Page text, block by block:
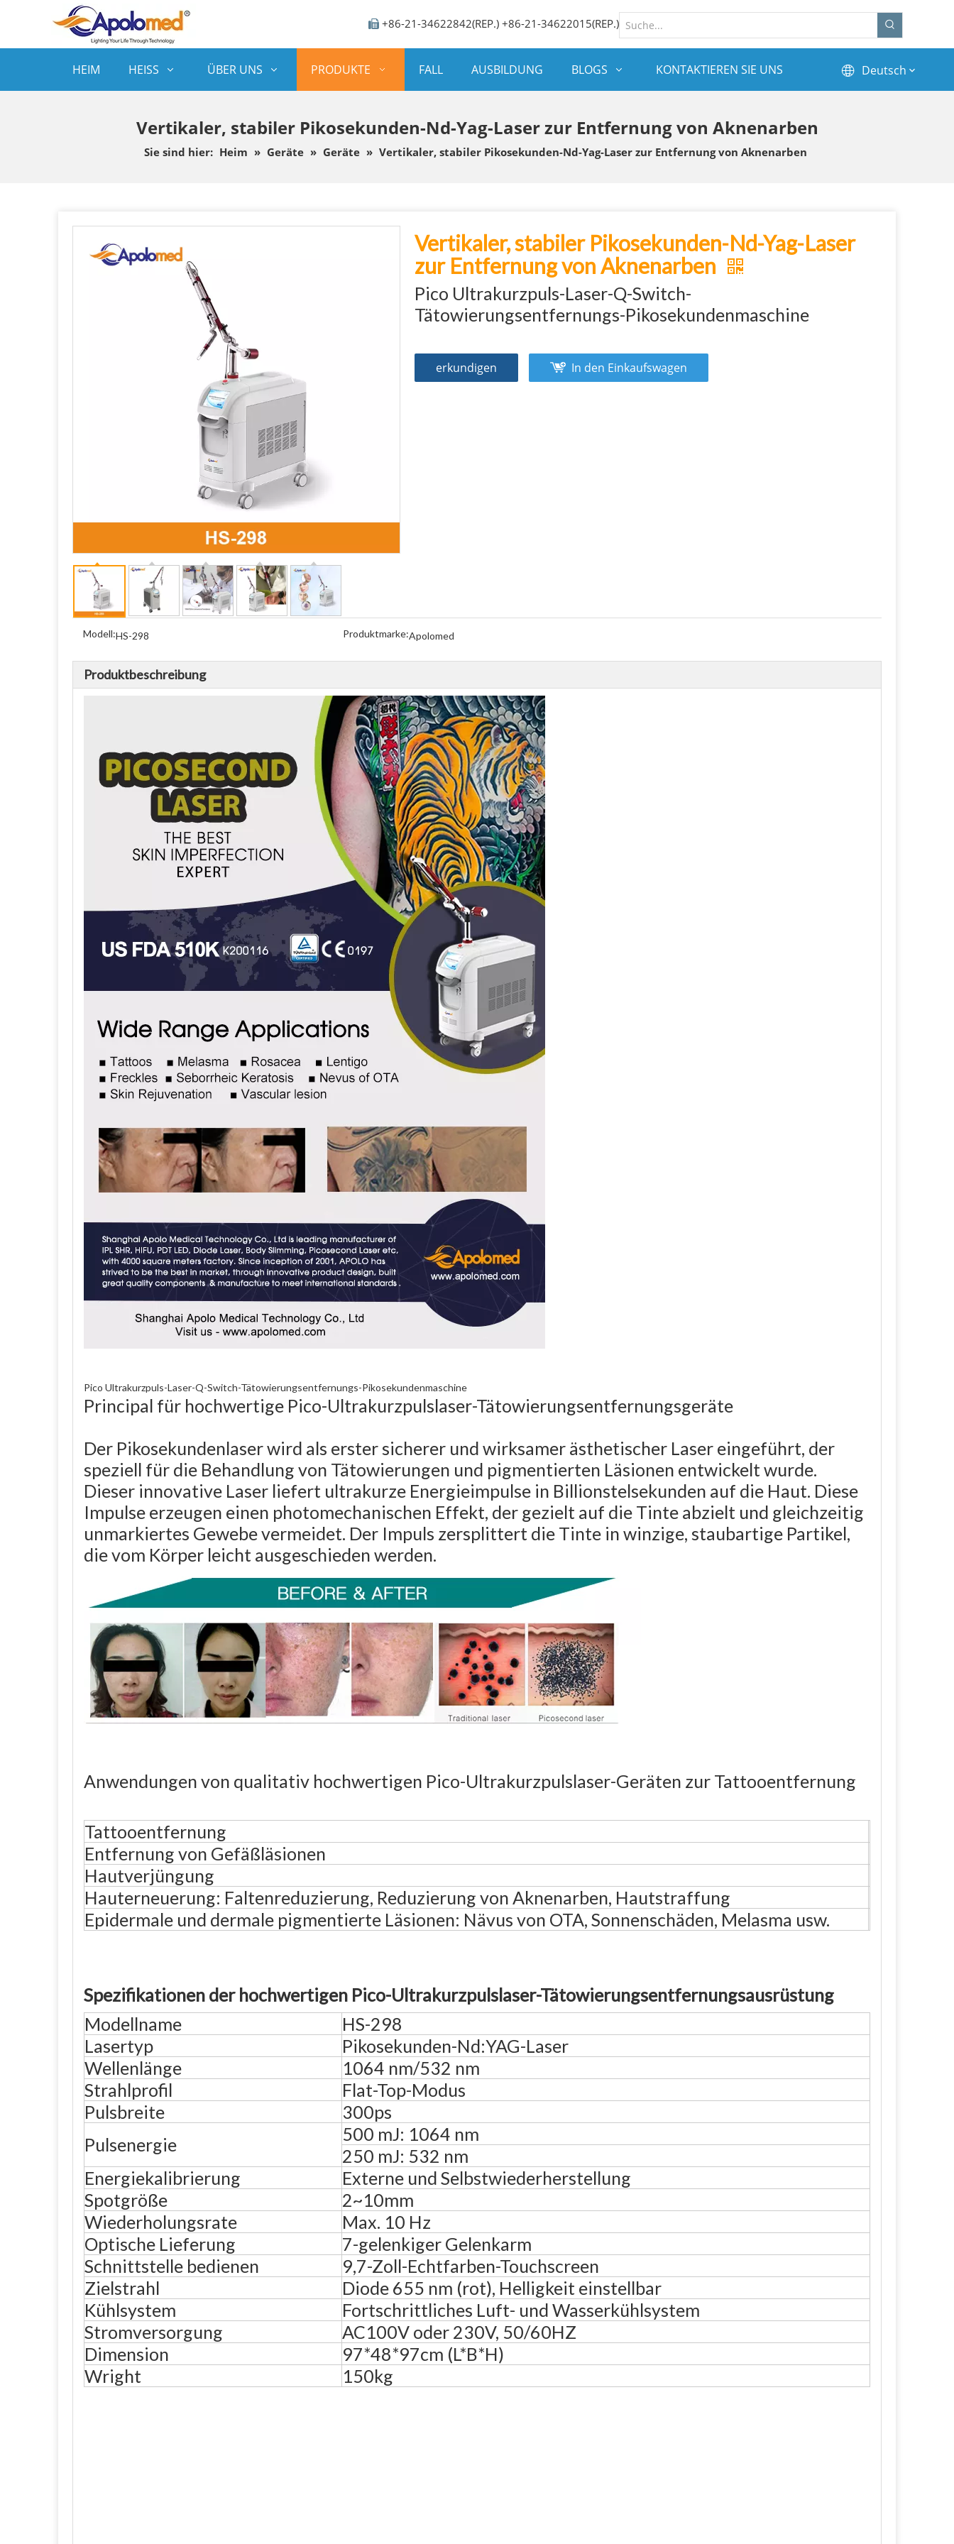
 +86-21-34622842(REP.) +86-21-34622015(REP.)
HEIM HEISS ÜBER UNS PRODUKTE FALL AUSBILDUNG BLOGS KONTAKTIEREN SIE UNS Deutsch
Vertikaler, stabiler Pikosekunden-Nd-Yag-Laser zur Entfernung von Aknenarben
Sie sind hier: Heim » Geräte » Geräte » Vertikaler, stabiler Pikosekunden-Nd-Yag-Laser zur Entfernung von Aknenarben
Vertikaler, stabiler Pikosekunden-Nd-Yag-Laser
zur Entfernung von Aknenarben
Pico Ultrakurzpuls-Laser-Q-Switch-
Tätowierungsentfernungs-Pikosekundenmaschine
erkundigen In den Einkaufswagen
Modell:HS-298 Produktmarke:Apolomed
Produktbeschreibung
Pico Ultrakurzpuls-Laser-Q-Switch-Tätowierungsentfernungs-Pikosekundenmaschine
Principal für hochwertige Pico-Ultrakurzpulslaser-Tätowierungsentfernungsgeräte
Der Pikosekundenlaser wird als erster sicherer und wirksamer ästhetischer Laser eingeführt, der
speziell für die Behandlung von Tätowierungen und pigmentierten Läsionen entwickelt wurde.
Dieser innovative Laser liefert ultrakurze Energieimpulse in Billionstelsekunden auf die Haut. Diese
Impulse erzeugen einen photomechanischen Effekt, der gezielt auf die Tinte abzielt und gleichzeitig
unmarkiertes Gewebe vermeidet. Der Impuls zersplittert die Tinte in winzige, staubartige Partikel,
die vom Körper leicht ausgeschieden werden.
Anwendungen von qualitativ hochwertigen Pico-Ultrakurzpulslaser-Geräten zur Tattooentfernung
Tattooentfernung
Entfernung von Gefäßläsionen
Hautverjüngung
Hauterneuerung: Faltenreduzierung, Reduzierung von Aknenarben, Hautstraffung
Epidermale und dermale pigmentierte Läsionen: Nävus von OTA, Sonnenschäden, Melasma usw.
Spezifikationen der hochwertigen Pico-Ultrakurzpulslaser-Tätowierungsentfernungsausrüstung
Modellname
HS-298
Lasertyp
Pikosekunden-Nd:YAG-Laser
Wellenlänge
1064 nm/532 nm
Strahlprofil
Flat-Top-Modus
Pulsbreite
300ps
Pulsenergie
500 mJ: 1064 nm
250 mJ: 532 nm
Energiekalibrierung
Externe und Selbstwiederherstellung
Spotgröße
2~10mm
Wiederholungsrate
Max. 10 Hz
Optische Lieferung
7-gelenkiger Gelenkarm
Schnittstelle bedienen
9,7-Zoll-Echtfarben-Touchscreen
Zielstrahl
Diode 655 nm (rot), Helligkeit einstellbar
Kühlsystem
Fortschrittliches Luft- und Wasserkühlsystem
Stromversorgung
AC100V oder 230V, 50/60HZ
Dimension
97*48*97cm (L*B*H)
Wright
150kg